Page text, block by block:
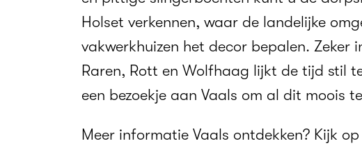
Holset verkennen, waar de landelijke
vakwerkhuizen het decor bepalen. Zeker
Raren, Rott en Wolfhaag lijkt de tijd stil
een bezoekje aan Vaals om al dit moois
Meer informatie Vaals ontdekken? Kijk op